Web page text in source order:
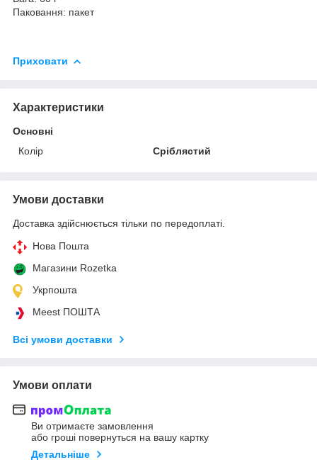
Паковання: пакет
Приховати
Характеристики
Основні
Колір
Сріблястий
Умови доставки
Доставка здійснюється тільки по передоплаті.
Нова Пошта
Магазини Rozetka
Укрпошта
Meest ПОШТА
Всі умови доставки
Умови оплати
Ви отримаєте замовлення
або гроші повернуться на вашу картку
Детальніше